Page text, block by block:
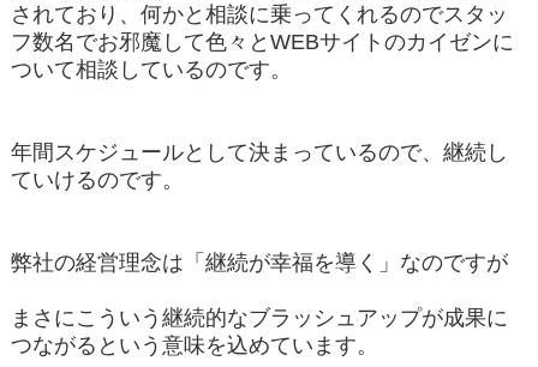
されており、何かと相談に乗ってくれるのでスタッ
フ数名でお邪魔して色々とWEBサイトのカイゼンに
ついて相談しているのです。
年間スケジュールとして決まっているので、継続し
ていけるのです。
弊社の経営理念は「継続が幸福を導く」なのですが
まさにこういう継続的なブラッシュアップが成果に
つながるという意味を込めています。